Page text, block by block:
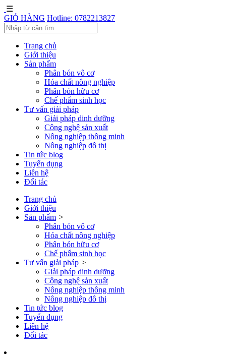
☰
GIỎ HÀNG Hotline: 0782213827
Trang chủ
Giới thiệu
Sản phẩm
Phân bón vô cơ
Hóa chất nông nghiệp
Phân bón hữu cơ
Chế phẩm sinh học
Tư vấn giải pháp
Giải pháp dinh dưỡng
Công nghệ sản xuất
Nông nghiệp thông minh
Nông nghiệp đô thị
Tin tức blog
Tuyển dụng
Liên hệ
Đối tác
Trang chủ
Giới thiệu
Sản phẩm ˃
Phân bón vô cơ
Hóa chất nông nghiệp
Phân bón hữu cơ
Chế phẩm sinh học
Tư vấn giải pháp ˃
Giải pháp dinh dưỡng
Công nghệ sản xuất
Nông nghiệp thông minh
Nông nghiệp đô thị
Tin tức blog
Tuyển dụng
Liên hệ
Đối tác